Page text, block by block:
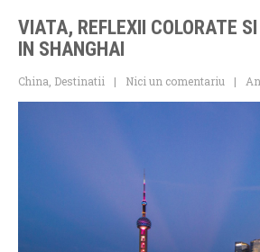
VIATA, REFLEXII COLORATE
IN SHANGHAI
China Destinatii Nici un comentariu